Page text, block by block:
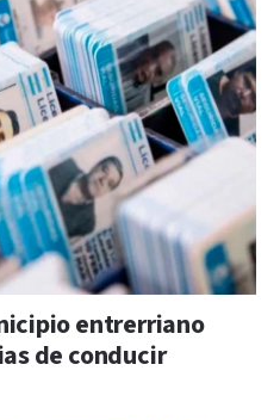
entrerriano
de conducir